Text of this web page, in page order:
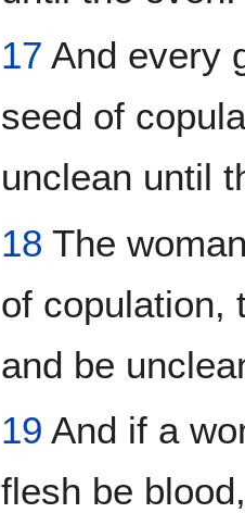
17 And every
seed of
unclean until
18 The
of copulation,
and be
19 And if a
flesh be